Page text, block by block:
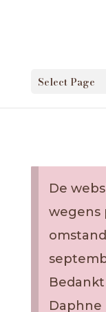
Select Page
De
wegens
Daphne